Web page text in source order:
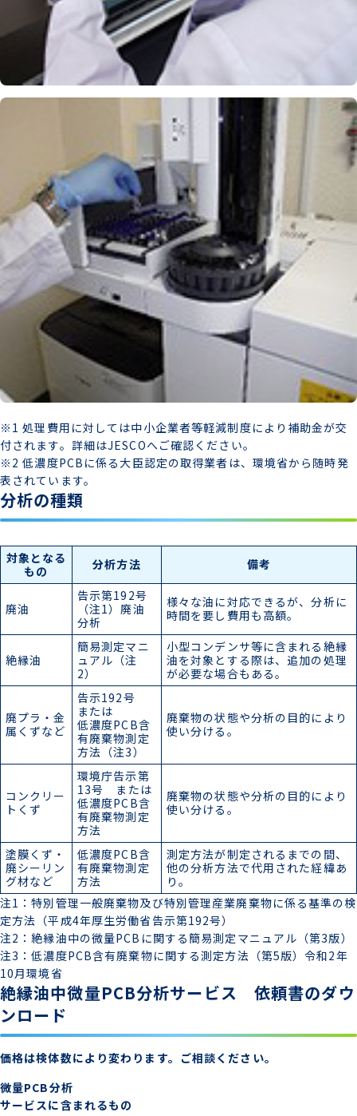
※1 処理費用に対しては中小企業者等軽減制度により補助金が交
付されます。詳細はJESCOへご確認ください。
※2 低濃度PCBに係る大臣認定の取得業者は、環境省から随時発
表されています。
分析の種類
対象となる
もの
分析方法 備考
廃油
告示第192号
（注1）廃油
分析
様々な油に対応できるが、分析に
時間を要し費用も高額。
絶縁油
簡易測定マニ
ュアル（注
2）
小型コンデンサ等に含まれる絶縁
油を対象とする際は、追加の処理
が必要な場合もある。
廃プラ・金
属くずなど
告示192号
または
低濃度PCB含
有廃棄物測定
方法（注3）
廃棄物の状態や分析の目的により
使い分ける。
コンクリー
トくず
環境庁告示第
13号 または
低濃度PCB含
有廃棄物測定
方法
廃棄物の状態や分析の目的により
使い分ける。
塗膜くず・
廃シーリン
グ材など
低濃度PCB含
有廃棄物測定
方法
測定方法が制定されるまでの間、
他の分析方法で代用された経緯あ
り。
注1：特別管理一般廃棄物及び特別管理産業廃棄物に係る基準の検
定方法（平成4年厚生労働省告示第192号）
注2：絶縁油中の微量PCBに関する簡易測定マニュアル（第3版）
注3：低濃度PCB含有廃棄物に関する測定方法（第5版）令和2年
10月環境省
絶縁油中微量PCB分析サービス 依頼書のダウ
ンロード
価格は検体数により変わります。ご相談ください。
微量PCB分析
サービスに含まれるもの